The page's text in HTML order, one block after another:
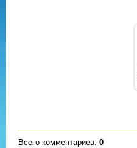
Всего комментариев: 0